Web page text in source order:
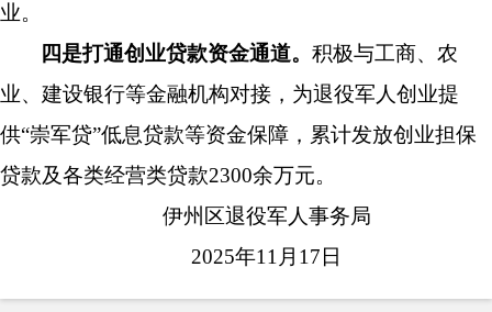
业。
四是打通创业贷款资金通道。积极与工商、农
业、建设银行等金融机构对接，为退役军人创业提
供“崇军贷”低息贷款等资金保障，累计发放创业担保
贷款及各类经营类贷款2300余万元。
伊州区退役军人事务局
2025年11月17日